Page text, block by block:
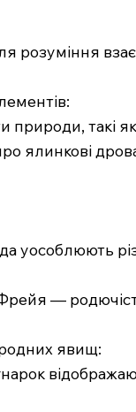
розуміння
природи, такі
ялинкові
уособлюють
—
явищ: